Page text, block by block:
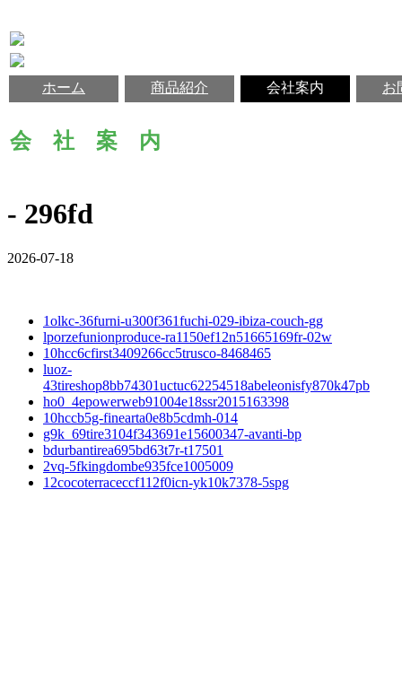
ホーム 商品紹介 会社案内 お
会 社 案 内
- 296fd
2026-07-18
1olkc-36furni-u300f361fuchi-029-ibiza-couch-gg
lporzefunionproduce-ra1150ef12n51665169fr-02w
10hcc6cfirst3409266cc5trusco-8468465
luoz-
43tireshop8bb74301uctuc62254518abeleonisfy870k47pb
ho0_4epowerweb91004e18ssr2015163398
10hccb5g-finearta0e8b5cdmh-014
g9k_69tire3104f343691e15600347-avanti-bp
bdurbantirea695bd63t7r-t17501
2vq-5fkingdombe935fce1005009
12cocoterraceccf112f0icn-yk10k7378-5spg